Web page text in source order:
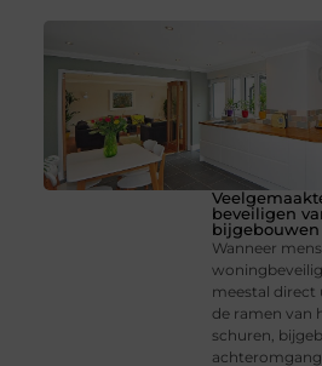
beveiligen
Wanneer
meestal direct
de ramen van
schuren,